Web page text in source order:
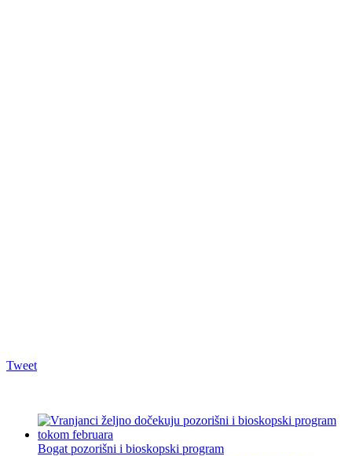
Tweet
Bogat pozorišni i bioskopski program